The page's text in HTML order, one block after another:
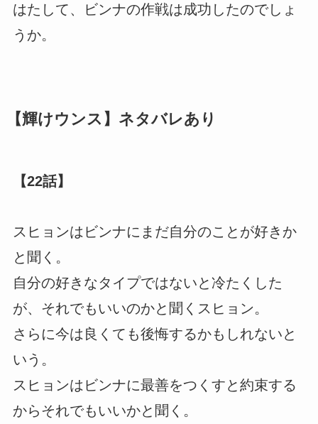
はたして、ビンナの作戦は成功したのでしょ
うか。
【輝けウンス】ネタバレあり
【22話】
スヒョンはビンナにまだ自分のことが好きか
と聞く。
自分の好きなタイプではないと冷たくした
が、それでもいいのかと聞くスヒョン。
さらに今は良くても後悔するかもしれないと
いう。
スヒョンはビンナに最善をつくすと約束する
からそれでもいいかと聞く。